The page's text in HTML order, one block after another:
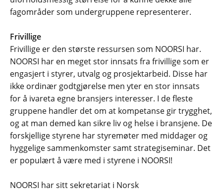
fagområder som undergruppene representerer.
Frivillige
Frivillige er den største ressursen som NOORSI har.
NOORSI har en meget stor innsats fra frivillige som er
engasjert i styrer, utvalg og prosjektarbeid. Disse har
ikke ordinær godtgjørelse men yter en stor innsats
for å ivareta egne bransjers interesser. I de fleste
gruppene handler det om at kompetanse gir trygghet,
og at man demed kan sikre liv og helse i bransjene. De
forskjellige styrene har styremøter med middager og
hyggelige sammenkomster samt strategiseminar. Det
er populært å være med i styrene i NOORSI!
NOORSI har sitt sekretariat i Norsk